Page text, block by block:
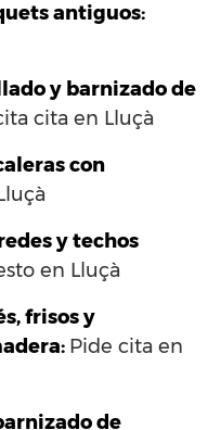
antiguos:
y barnizado de
cita en Lluçà
con
y techos
en Lluçà
frisos y
Pide cita en
de